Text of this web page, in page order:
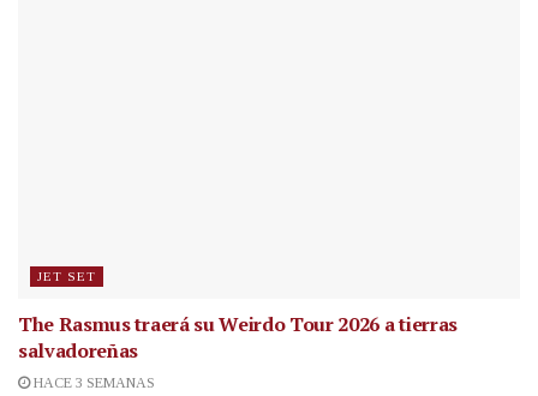
JET SET
The Rasmus traerá su Weirdo Tour 2026 a tierras
salvadoreñas
HACE 3 SEMANAS